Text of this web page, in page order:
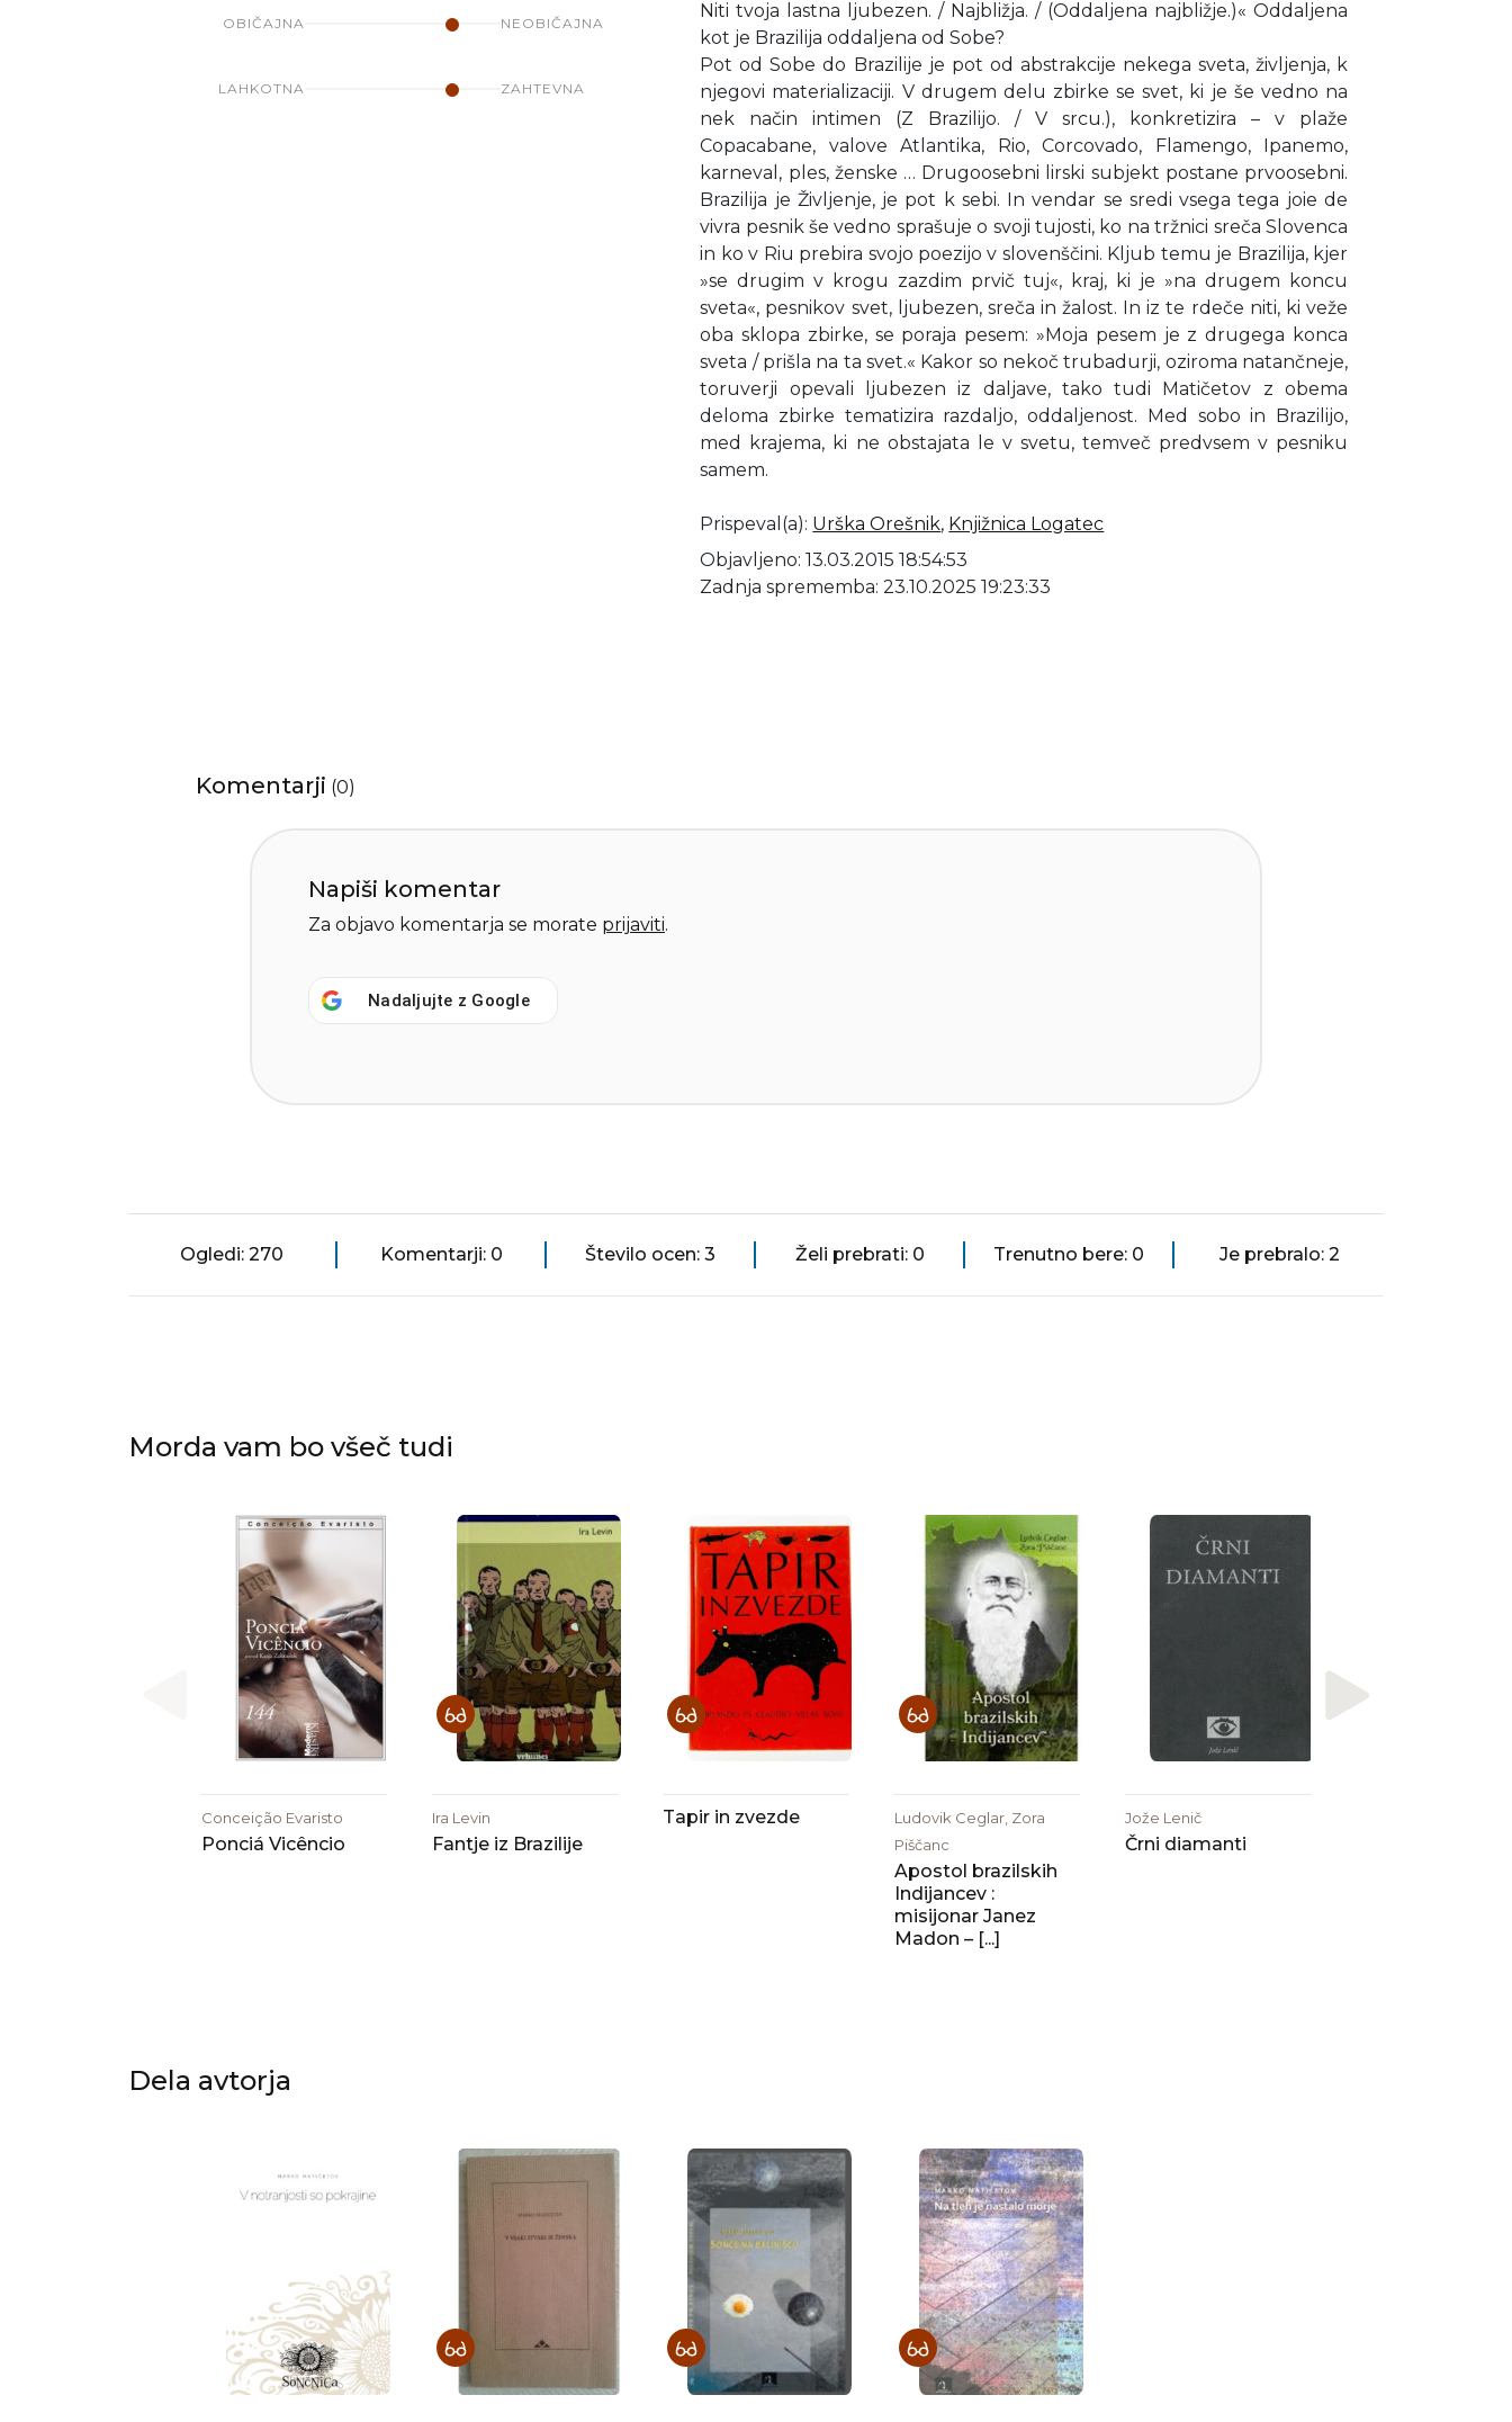
OBIČAJNA NEOBIČAJNA
LAHKOTNA ZAHTEVNA
Niti tvoja lastna ljubezen. / Najbližja. / (Oddaljena najbližje.)« Oddaljena
kot je Brazilija oddaljena od Sobe?
Pot od Sobe do Brazilije je pot od abstrakcije nekega sveta, življenja, k
njegovi materializaciji. V drugem delu zbirke se svet, ki je še vedno na
nek način intimen (Z Brazilijo. / V srcu.), konkretizira – v plaže
Copacabane, valove Atlantika, Rio, Corcovado, Flamengo, Ipanemo,
karneval, ples, ženske … Drugoosebni lirski subjekt postane prvoosebni.
Brazilija je Življenje, je pot k sebi. In vendar se sredi vsega tega joie de
vivra pesnik še vedno sprašuje o svoji tujosti, ko na tržnici sreča Slovenca
in ko v Riu prebira svojo poezijo v slovenščini. Kljub temu je Brazilija, kjer
»se drugim v krogu zazdim prvič tuj«, kraj, ki je »na drugem koncu
sveta«, pesnikov svet, ljubezen, sreča in žalost. In iz te rdeče niti, ki veže
oba sklopa zbirke, se poraja pesem: »Moja pesem je z drugega konca
sveta / prišla na ta svet.« Kakor so nekoč trubadurji, oziroma natančneje,
toruverji opevali ljubezen iz daljave, tako tudi Matičetov z obema
deloma zbirke tematizira razdaljo, oddaljenost. Med sobo in Brazilijo,
med krajema, ki ne obstajata le v svetu, temveč predvsem v pesniku
samem.
Prispeval(a): Urška Orešnik, Knjižnica Logatec
Objavljeno: 13.03.2015 18:54:53
Zadnja sprememba: 23.10.2025 19:23:33
Komentarji (0)
Napiši komentar
Za objavo komentarja se morate prijaviti.
Nadaljujte z Google
Ogledi: 270 Komentarji: 0 Število ocen: 3 Želi prebrati: 0 Trenutno bere: 0 Je prebralo: 2
Morda vam bo všeč tudi
Conceição Evaristo
Ponciá Vicêncio
Ira Levin
Fantje iz Brazilije
Tapir in zvezde
Ludovik Ceglar, Zora
Piščanc
Apostol brazilskih
Indijancev :
misijonar Janez
Madon – [...]
Jože Lenič
Črni diamanti
Dela avtorja